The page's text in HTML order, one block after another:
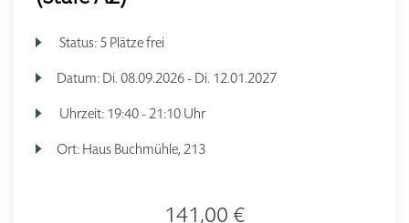
Status: 5 Plätze frei
Datum: Di. 08.09.2026 - Di. 12.01.2027
Uhrzeit: 19:40 - 21:10 Uhr
Ort: Haus Buchmühle, 213
141,00 €